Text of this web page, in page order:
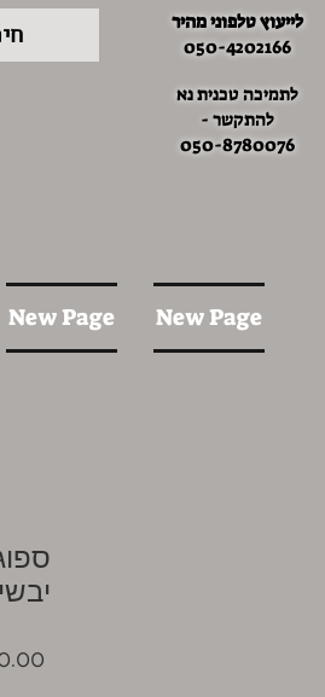
לייעוץ טלפוני מהיר
050-4202166
לתמיכה טכנית נא
להתקשר -
050-8780076
New Page
New Page